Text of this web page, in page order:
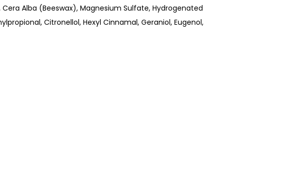
Alba (Beeswax), Magnesium Sulfate, Hydrogenated
Citronellol, Hexyl Cinnamal, Geraniol, Eugenol,